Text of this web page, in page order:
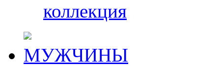
коллекция
МУЖЧИНЫ